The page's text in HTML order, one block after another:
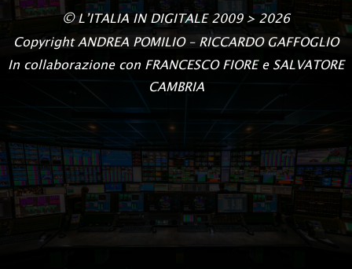
© L’ITALIA IN DIGITALE2009 > 2026
Copyright ANDREA POMILIO – RICCARDO GAFFOGLIO
In collaborazione con FRANCESCO FIORE e SALVATORE
CAMBRIA